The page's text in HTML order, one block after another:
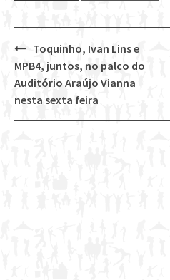
Post
navigation
Toquinho, Ivan Lins e
MPB4, juntos, no palco do
Auditório Araújo Vianna
nesta sexta feira